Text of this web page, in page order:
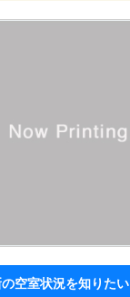
空室状況を知りたい